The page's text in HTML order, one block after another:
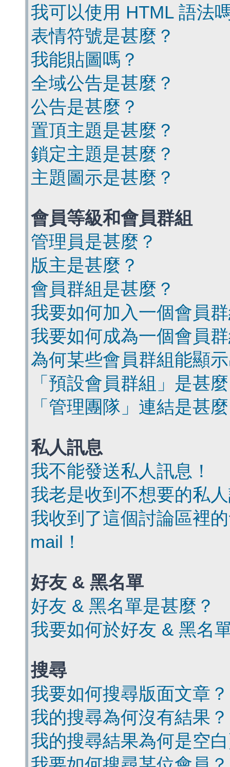
我可以使用 HTML 語法
表情符號是甚麼？
我能貼圖嗎？
全域公告是甚麼？
公告是甚麼？
置頂主題是甚麼？
鎖定主題是甚麼？
主題圖示是甚麼？
會員等級和會員群組
管理員是甚麼？
版主是甚麼？
會員群組是甚麼？
我要如何加入一個會員
我要如何成為一個會員
為何某些會員群組能顯
「預設會員群組」是甚
「管理團隊」連結是甚
私人訊息
我不能發送私人訊息！
我老是收到不想要的私
我收到了這個討論區裡
mail！
好友 & 黑名單
好友 & 黑名單是甚麼？
我要如何於好友 & 黑名
搜尋
我要如何搜尋版面文章？
我的搜尋為何沒有結果？
我的搜尋結果為何是空